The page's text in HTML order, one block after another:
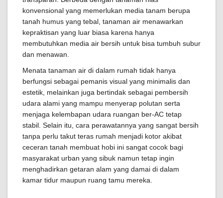
konvensional yang memerlukan media tanam berupa
tanah humus yang tebal, tanaman air menawarkan
kepraktisan yang luar biasa karena hanya
membutuhkan media air bersih untuk bisa tumbuh subur
dan menawan.
Menata tanaman air di dalam rumah tidak hanya
berfungsi sebagai pemanis visual yang minimalis dan
estetik, melainkan juga bertindak sebagai pembersih
udara alami yang mampu menyerap polutan serta
menjaga kelembapan udara ruangan ber-AC tetap
stabil. Selain itu, cara perawatannya yang sangat bersih
tanpa perlu takut teras rumah menjadi kotor akibat
ceceran tanah membuat hobi ini sangat cocok bagi
masyarakat urban yang sibuk namun tetap ingin
menghadirkan getaran alam yang damai di dalam
kamar tidur maupun ruang tamu mereka.